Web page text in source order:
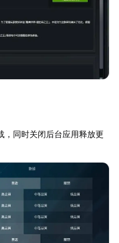
，同时关闭后台应用释放更